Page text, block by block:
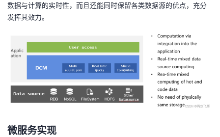
数据与计算的实时性，而且还能同时保留各类数据源的优点，充分
发挥其效力。
微服务实现